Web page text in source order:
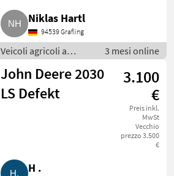
Niklas Hartl
94539 Grafling
Veicoli agricoli a
motore /
Motofalciatrici/motofresatrici
3 mesi online
John Deere 2030
LS Defekt
3.100
€
Preis inkl.
MwSt
Vecchio
prezzo 3.500
€
H .